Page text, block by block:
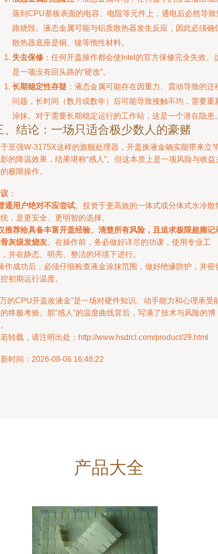
落到CPU基板表面的电容、电阻等元件上，通电后必然导致
路烧毁。液态金属可能与铝质散热器发生反应，因此必须确
散热器底座是铜、镍等惰性材料。
失去保修 ：任何开盖操作都会使Intel的官方保修完全失效。
是一项没有回头路的“硬改”。
长期稳定性存疑 ：液态金属可能存在因重力、震动导致的迁
问题，长时间（数月或数年）后可能导致接触不均，需要重
涂抹。对于需要长期稳定运行的工作站，这是一个潜在隐患
、结论：一场只适合极少数人的豪赌
至强W-3175X这样的旗舰处理器，开盖换液金确实能带来立
的降温效果，结果堪称“感人”。但这本质上是一项风险与收益
极限操作。
：
通用户绝对不应尝试。投资于更高效的一体式或分体式水冷散
，是更安全、更明智的选择。
推荐给具备丰富开盖经验、清楚所有风险，且追求极限超频记
灰级发烧友。在操作前，务必做好详尽的功课，使用专业工
并在静态、明亮、整洁的环境下进行。
作成功后，必须仔细检查液金涂抹范围，做好绝缘防护，并密
初期运行温度。
的CPU开盖改液金”是一场对硬件知识、动手能力和心理承受
终极考验。那“感人”的温度曲线背后，写满了技术与风险的博
转载，请注明出处：http://www.hsdrcl.com/product/29.html
时间：2026-08-06 16:48:22
产品大全